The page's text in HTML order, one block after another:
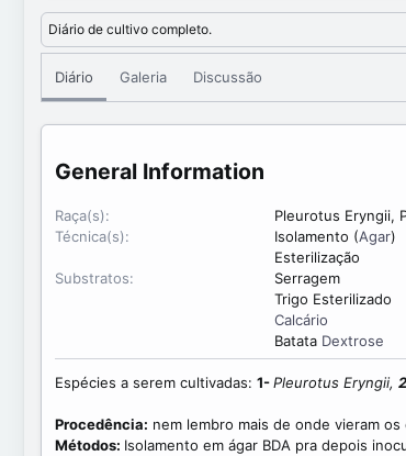
i
o
n
a
p
r
t
e
d
Diário de cultivo completo.
Diário Galeria Discussão
General Information
Raça(s)
Pleurotus Eryngii,
Técnica(s)
Isolamento (Agar)
Esterilização
Substratos
Serragem
Trigo Esterilizado
Calcário
Batata Dextrose
Espécies a serem cultivadas: 1-Pleurotus Eryngii,
Procedência: nem lembro mais de onde vieram os
Métodos: Isolamento em ágar BDA pra depois